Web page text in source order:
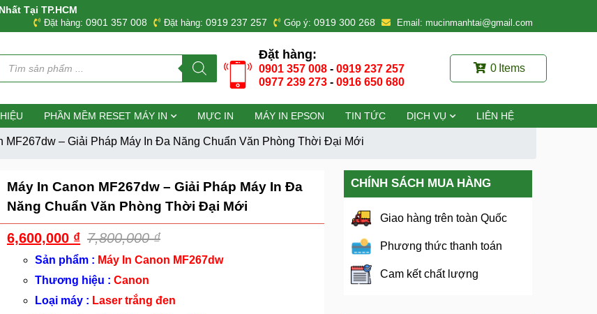
Tại TP.HCM
Đặt hàng: 0901 357 008 Đặt hàng: 0919 237 257 Góp ý: 0919 300 268 Email: mucinmanhtai@gmail.com
kiếm
Đặt hàng:
0901 357 008- 0919 237 257
0977 239 273- 0916 650 680
0 Items
PHẦN MỀM RESET MÁY IN MỰC IN MÁY IN EPSON TIN TỨC DỊCH VỤ LIÊN HỆ
MF267dw – Giải Pháp Máy In Đa Năng Chuẩn Văn Phòng Thời Đại Mới
Máy In Canon MF267dw – Giải Pháp Máy In Đa
Năng Chuẩn Văn Phòng Thời Đại Mới
7,800,000₫
6,600,000 ₫
Sản phẩm : Máy In Canon MF267dw
Thương hiệu : Canon
Loại máy : Laser trắng đen
CHÍNH SÁCH MUA HÀNG
Giao hàng trên toàn Quốc
Phương thức thanh toán
Cam kết chất lượng